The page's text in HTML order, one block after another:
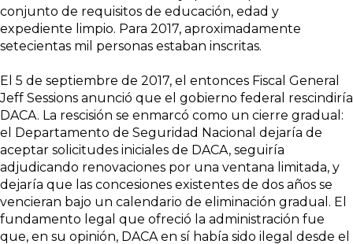
conjunto de requisitos de educación, edad y
expediente limpio. Para 2017, aproximadamente
setecientas mil personas estaban inscritas.
El 5 de septiembre de 2017, el entonces Fiscal General
Jeff Sessions anunció que el gobierno federal rescindiría
DACA. La rescisión se enmarcó como un cierre gradual:
el Departamento de Seguridad Nacional dejaría de
aceptar solicitudes iniciales de DACA, seguiría
adjudicando renovaciones por una ventana limitada, y
dejaría que las concesiones existentes de dos años se
vencieran bajo un calendario de eliminación gradual. El
fundamento legal que ofreció la administración fue
que, en su opinión, DACA en sí había sido ilegal desde el